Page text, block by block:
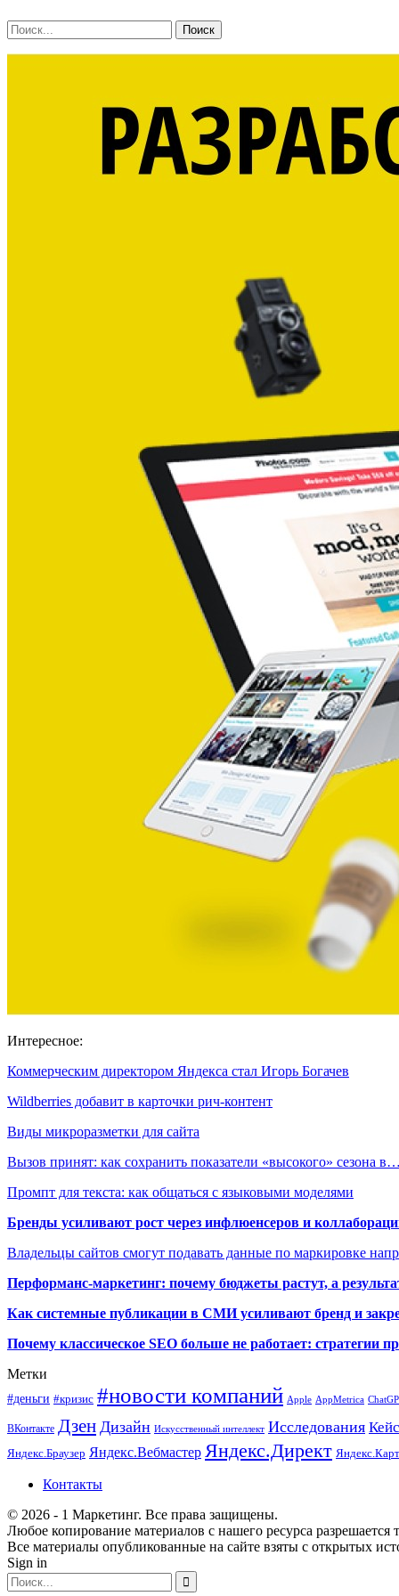
Интересное:
Коммерческим директором Яндекса стал Игорь Богачев
Wildberries добавит в карточки рич-контент
Виды микроразметки для сайта
Вызов принят: как сохранить показатели «высокого» сезона
Промпт для текста: как общаться с языковыми моделями
Бренды усиливают рост через инфлюенсеров и
Владельцы сайтов смогут подавать данные по маркировке
Перформанс-маркетинг: почему бюджеты растут, а
Как системные публикации в СМИ усиливают бренд и
Почему классическое SEO больше не работает: стратегии
Метки
#деньги #кризис #новости компаний Apple AppMetrica
ВКонтакте Дзен Дизайн Искусственный интеллект Исследования
Яндекс.Браузер Яндекс.Вебмастер Яндекс.Директ
Контакты
© 2026 - 1 Маркетинг. Все права защищены.
Любое копирование материалов с нашего ресурса
Все материалы опубликованные на сайте взяты с открытых
Sign in